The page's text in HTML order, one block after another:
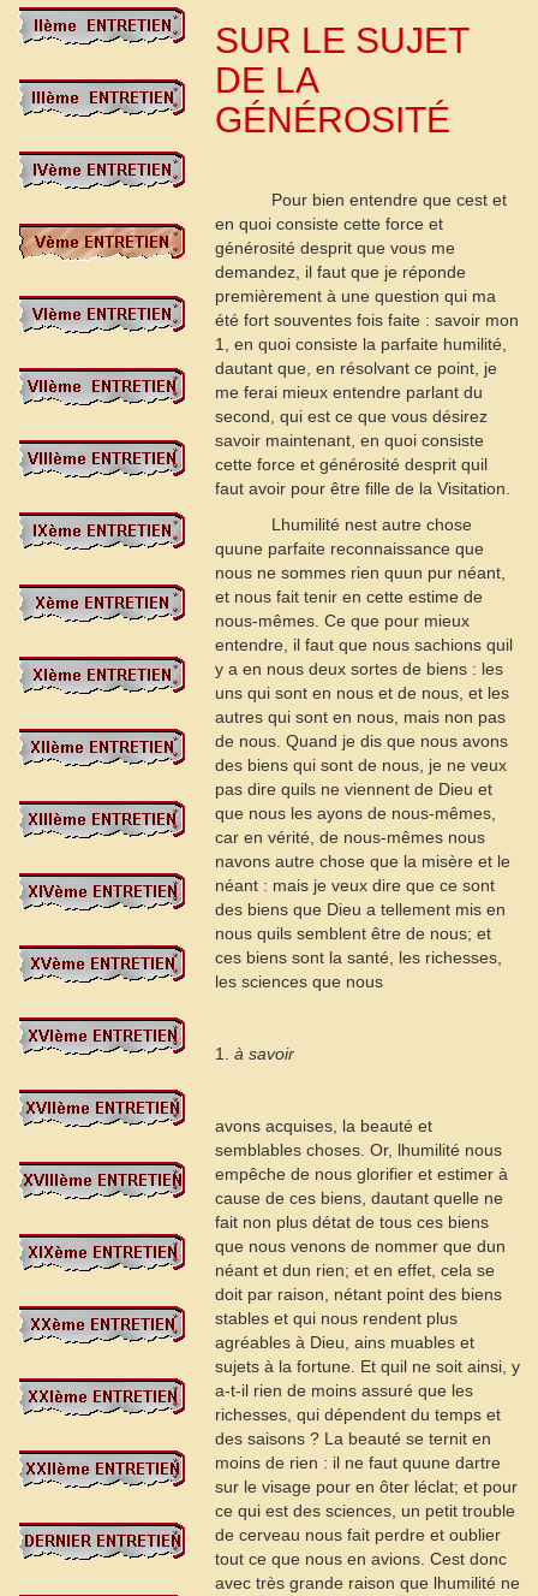
SUR LE SUJET
DE LA
GÉNÉROSITÉ
Pour bien entendre que cest et
en quoi consiste cette force et
générosité desprit que vous me
demandez, il faut que je réponde
premièrement à une question qui ma
été fort souventes fois faite : savoir mon
1
, en quoi consiste la parfaite humilité,
dautant que, en résolvant ce point, je
me ferai mieux entendre parlant du
second, qui est ce que vous désirez
savoir maintenant, en quoi consiste
cette force et générosité desprit quil
faut avoir pour être fille de la Visitation.
Lhumilité nest autre chose
quune parfaite reconnaissance que
nous ne sommes rien quun pur néant,
et nous fait tenir en cette estime de
nous-mêmes. Ce que pour mieux
entendre, il faut que nous sachions quil
y a en nous deux sortes de biens : les
uns qui sont en nous et de nous, et les
autres qui sont en nous, mais non pas
de nous. Quand je dis que nous avons
des biens qui sont de nous, je ne veux
pas dire quils ne viennent de Dieu et
que nous les ayons de nous-mêmes,
car en vérité, de nous-mêmes nous
navons autre chose que la misère et le
néant : mais je veux dire que ce sont
des biens que Dieu a tellement mis en
nous quils semblent être de nous; et
ces biens sont la santé, les richesses,
les sciences que nous
1. à savoir
avons acquises, la beauté et
semblables choses. Or, lhumilité nous
empêche de nous glorifier et estimer à
cause de ces biens, dautant quelle ne
fait non plus détat de tous ces biens
que nous venons de nommer que dun
néant et dun rien; et en effet, cela se
doit par raison, nétant point des biens
stables et qui nous rendent plus
agréables à Dieu, ains muables et
sujets à la fortune. Et quil ne soit ainsi, y
a-t-il rien de moins assuré que les
richesses, qui dépendent du temps et
des saisons ? La beauté se ternit en
moins de rien : il ne faut quune dartre
sur le visage pour en ôter léclat; et pour
ce qui est des sciences, un petit trouble
de cerveau nous fait perdre et oublier
tout ce que nous en avions. Cest donc
avec très grande raison que lhumilité ne